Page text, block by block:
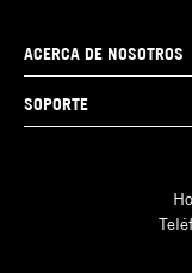
ACERCA DE NOSOTROS
SOPORTE